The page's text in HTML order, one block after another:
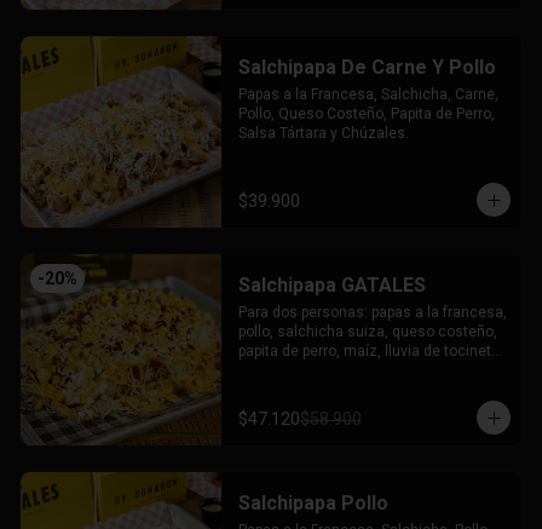
Salchipapa De Carne Y Pollo
Papas a la Francesa, Salchicha, Carne,
Pollo, Queso Costeño, Papita de Perro,
Salsa Tártara y Chúzales.
$39.900
-20% Salchipapa GATALES
Para dos personas: papas a la francesa,
pollo, salchicha suiza, queso costeño,
papita de perro, maíz, lluvia de tocineta,
$47.120$58.900
Salchipapa Pollo